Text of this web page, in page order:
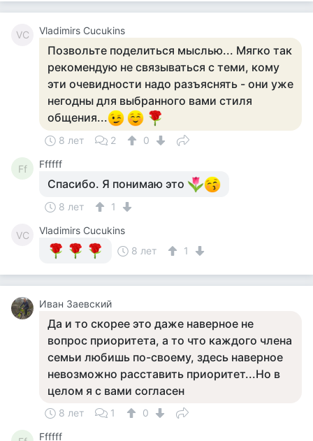
VC Vladimirs Cucukins
Позвольте поделиться мыслью... Мягко так
рекомендую не связываться с теми, кому
эти очевидности надо разъяснять - они уже
негодны для выбранного вами стиля
общения...
8 лет 2 0
Ff Ffffff
Спасибо. Я понимаю это
8 лет 1
VC
Vladimirs Cucukins
8 лет
1
Иван Заевский
Да и то скорее это даже наверное не
вопрос приоритета, а то что каждого члена
семьи любишь по-своему, здесь наверное
невозможно расставить приоритет...Но в
целом я с вами согласен
8 лет 1 0
Ffffff